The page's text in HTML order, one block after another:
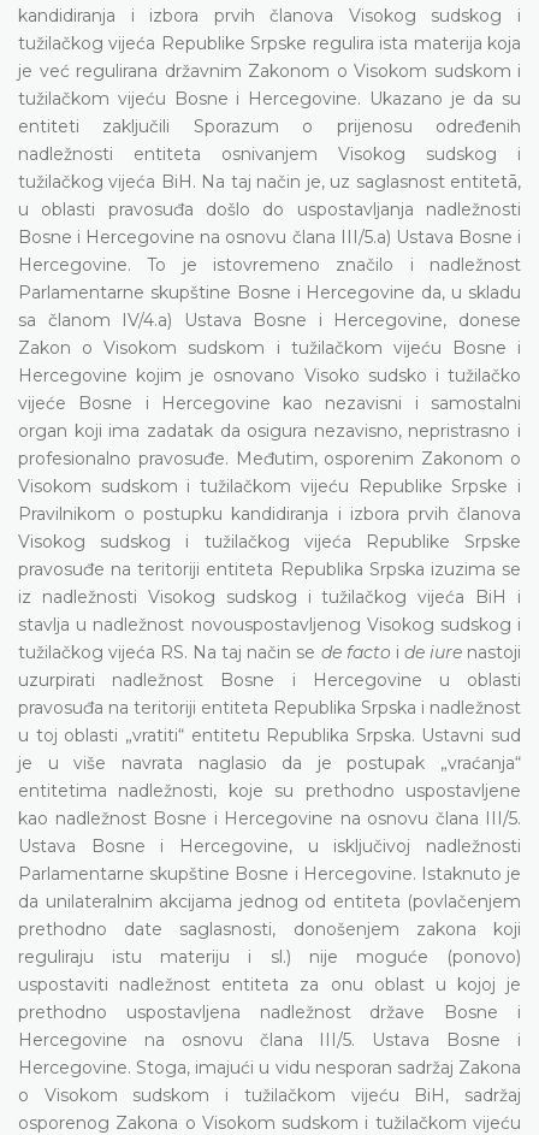
kandidiranja i izbora prvih članova Visokog sudskog i
tužilačkog vijeća Republike Srpske regulira ista materija koja
je već regulirana državnim Zakonom o Visokom sudskom i
tužilačkom vijeću Bosne i Hercegovine. Ukazano je da su
entiteti zaključili Sporazum o prijenosu određenih
nadležnosti entiteta osnivanjem Visokog sudskog i
tužilačkog vijeća BiH. Na taj način je, uz saglasnost entitetā,
u oblasti pravosuđa došlo do uspostavljanja nadležnosti
Bosne i Hercegovine na osnovu člana III/5.a) Ustava Bosne i
Hercegovine. To je istovremeno značilo i nadležnost
Parlamentarne skupštine Bosne i Hercegovine da, u skladu
sa članom IV/4.a) Ustava Bosne i Hercegovine, donese
Zakon o Visokom sudskom i tužilačkom vijeću Bosne i
Hercegovine kojim je osnovano Visoko sudsko i tužilačko
vijeće Bosne i Hercegovine kao nezavisni i samostalni
organ koji ima zadatak da osigura nezavisno, nepristrasno i
profesionalno pravosuđe. Međutim, osporenim Zakonom o
Visokom sudskom i tužilačkom vijeću Republike Srpske i
Pravilnikom o postupku kandidiranja i izbora prvih članova
Visokog sudskog i tužilačkog vijeća Republike Srpske
pravosuđe na teritoriji entiteta Republika Srpska izuzima se
iz nadležnosti Visokog sudskog i tužilačkog vijeća BiH i
stavlja u nadležnost novouspostavljenog Visokog sudskog i
tužilačkog vijeća RS. Na taj način se de facto i de iurenastoji
uzurpirati nadležnost Bosne i Hercegovine u oblasti
pravosuđa na teritoriji entiteta Republika Srpska i nadležnost
u toj oblasti „vratiti“ entitetu Republika Srpska. Ustavni sud
je u više navrata naglasio da je postupak „vraćanja“
entitetima nadležnosti, koje su prethodno uspostavljene
kao nadležnost Bosne i Hercegovine na osnovu člana III/5.
Ustava Bosne i Hercegovine, u isključivoj nadležnosti
Parlamentarne skupštine Bosne i Hercegovine. Istaknuto je
da unilateralnim akcijama jednog od entiteta (povlačenjem
prethodno date saglasnosti, donošenjem zakona koji
reguliraju istu materiju i sl.) nije moguće (ponovo)
uspostaviti nadležnost entiteta za onu oblast u kojoj je
prethodno uspostavljena nadležnost države Bosne i
Hercegovine na osnovu člana III/5. Ustava Bosne i
Hercegovine. Stoga, imajući u vidu nesporan sadržaj Zakona
o Visokom sudskom i tužilačkom vijeću BiH, sadržaj
osporenog Zakona o Visokom sudskom i tužilačkom vijeću